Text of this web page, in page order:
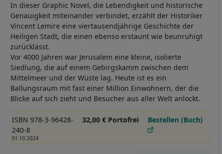
In dieser Graphic Novel, die Lebendigkeit und historische
Genauigkeit miteinander verbindet, erzählt der Historiker
Vincent Lemire eine viertausendjährige Geschichte der
Heiligen Stadt, die einen ebenso erstaunt wie beunruhigt
zurücklässt.
Vor 4000 Jahren war Jerusalem eine kleine, isolierte
Siedlung, die auf einem Gebirgskamm zwischen dem
Mittelmeer und der Wüste lag. Heute ist es ein
Ballungsraum mit fast einer Million Einwohnern, der die
Blicke auf sich zieht und Besucher aus aller Welt anlockt.
ISBN 978-3-96428-
240-8
01.10.2024
32,00 € Portofrei Bestellen (Buch)